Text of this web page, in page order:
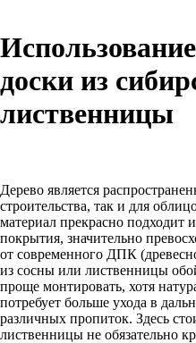
доски из
лиственницы
Дерево является
строительства, так и для
материал прекрасно подходит
покрытия, значительно
от современного ДПК
из сосны или лиственницы
проще монтировать, хотя
потребует больше ухода в
различных пропиток. Здесь
лиственницы не обязательно